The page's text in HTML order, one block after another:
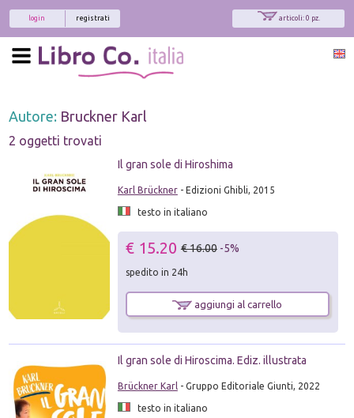
articoli: 0 pz.
registrati
login
Autore: Bruckner Karl
2 oggetti trovati
Il gran sole di Hiroshima
Karl Brückner- Edizioni Ghibli, 2015
testo in italiano
€ 15.20 € 16.00 -5%
spedito in 24h
aggiungi al carrello
Il gran sole di Hiroscima. Ediz. illustrata
Brückner Karl- Gruppo Editoriale Giunti, 2022
testo in italiano